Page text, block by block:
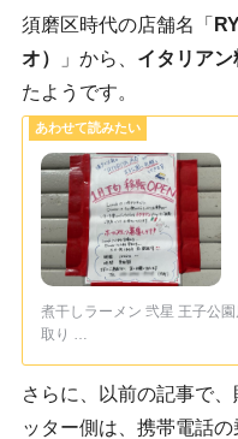
須磨区時代の店舗名「
オ）
」から、 イタリアン
たようです。
煮干しラーメン 弐星 王子公
取り …
さらに、以前の記事で
ッター側は、携帯電話